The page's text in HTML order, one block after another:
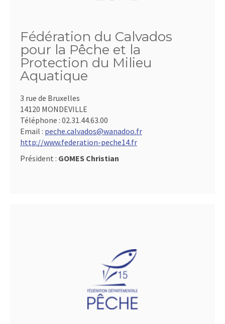
Fédération du Calvados
pour la Pêche et la
Protection du Milieu
Aquatique
3 rue de Bruxelles
14120 MONDEVILLE
Téléphone : 02.31.44.63.00
Email : peche.calvados@wanadoo.fr
http://www.federation-peche14.fr
Président : GOMES Christian